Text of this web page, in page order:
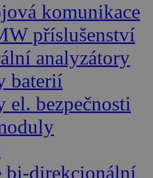
komunikace
příslušenství
analyzátory
baterií
el. bezpečnosti
bi-direkcionální